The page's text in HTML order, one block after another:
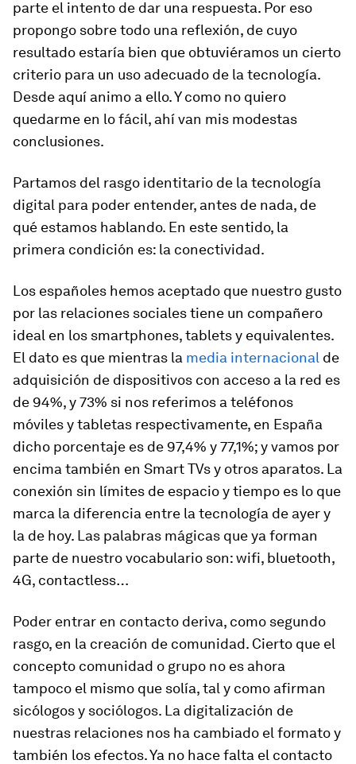
parte el intento de dar una respuesta. Por eso
propongo sobre todo una reflexión, de cuyo
resultado estaría bien que obtuviéramos un cierto
criterio para un uso adecuado de la tecnología.
Desde aquí animo a ello. Y como no quiero
quedarme en lo fácil, ahí van mis modestas
conclusiones.
Partamos del rasgo identitario de la tecnología
digital para poder entender, antes de nada, de
qué estamos hablando. En este sentido, la
primera condición es: la conectividad.
Los españoles hemos aceptado que nuestro gusto
por las relaciones sociales tiene un compañero
ideal en los smartphones,tabletsy equivalentes.
El dato es que mientras la media internacional de
adquisición de dispositivos con acceso a la red es
de 94%, y 73% si nos referimos a teléfonos
móviles y tabletas respectivamente, en España
dicho porcentaje es de 97,4% y 77,1%; y vamos por
encima también en Smart TVs y otros aparatos. La
conexión sin límites de espacio y tiempo es lo que
marca la diferencia entre la tecnología de ayer y
la de hoy. Las palabras mágicas que ya forman
parte de nuestro vocabulario son: wifi, bluetooth,
4G, contactless…
Poder entrar en contacto deriva, como segundo
rasgo, en la creación de comunidad. Cierto que el
concepto comunidad o grupo no es ahora
tampoco el mismo que solía, tal y como afirman
sicólogos y sociólogos. La digitalización de
nuestras relaciones nos ha cambiado el formato y
también los efectos. Ya no hace falta el contacto